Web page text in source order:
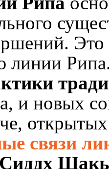
Это
линии
и новых
открытых
связи
Сиддх